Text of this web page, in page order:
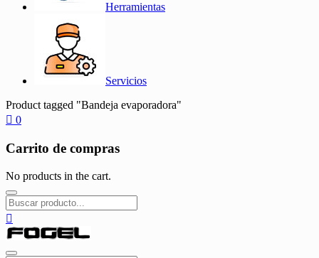
Herramientas
Servicios
Product tagged "Bandeja evaporadora"
0
Carrito de compras
No products in the cart.